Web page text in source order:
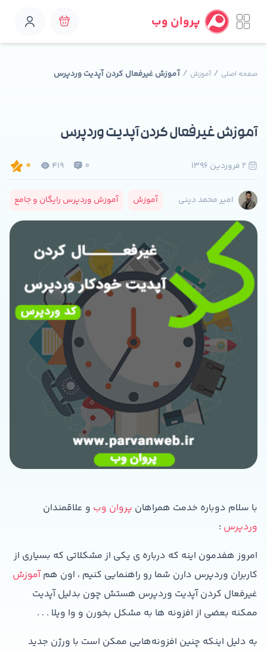
پروان وب
صفحه اصلی /آموزش /آموزش غیرفعال کردن آپدیت وردپرس
0
419
0
آموزش غیرفعال کردن آپدیت وردپرس
امیر محمد دینی آموزش آموزش وردپرس رایگان و جامع
با سلام دوباره خدمت همراهان پروان وب و علاقمندان
وردپرس ؛
امروز هفدمون اینه که درباره ی یکی از مشکلاتی که بسیاری از
کاربران وردپرس دارن شما رو راهنمایی کنیم ، اون همآموزش
غیرفعال کردن آپدیت وردپرس هستش چون بدلیل آپدیت
ممکنه بعضی از افزونه ها به مشکل بخورن و وا ویلا . . .
به دلیل اینکه چنین افزونه‌هایی ممکن است با ورژن جدید